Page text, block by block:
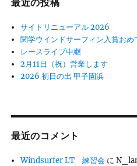
最近の投稿
サイトリニューアル 2026
関学ウインドサーフィン入賞おめ
レースライブ中継
2月11日（祝）営業します
2026 初日の出 甲子園浜
最近のコメント
Windsurfer LT 練習会 に